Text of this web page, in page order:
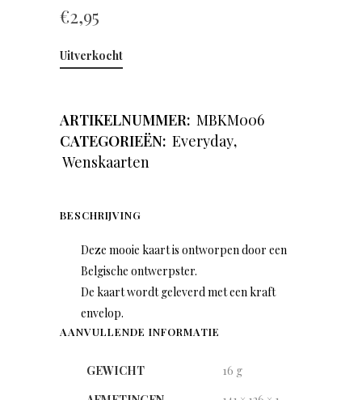
€2,95
Uitverkocht
ARTIKELNUMMER: MBKM006
CATEGORIEËN: Everyday,
Wenskaarten
BESCHRIJVING
Deze mooie kaart is ontworpen door een
Belgische ontwerpster.
De kaart wordt geleverd met een kraft
envelop.
AANVULLENDE INFORMATIE
GEWICHT
16 g